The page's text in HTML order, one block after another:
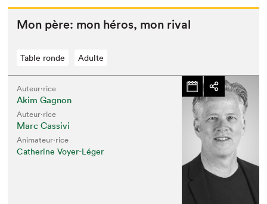
Mon père: mon héros, mon rival
Table ronde Adulte
Auteur·rice
Akim Gagnon
Auteur·rice
Marc Cassivi
Animateur⋅rice
Catherine Voyer-Léger